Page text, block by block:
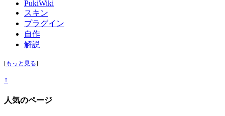
PukiWiki
スキン
プラグイン
自作
解説
[もっと見る]
↑
人気のページ